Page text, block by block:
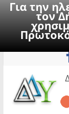
Για την
τον
to